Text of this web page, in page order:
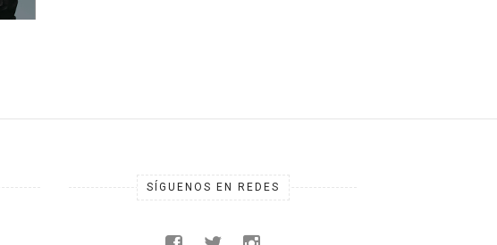
SÍGUENOS EN REDES